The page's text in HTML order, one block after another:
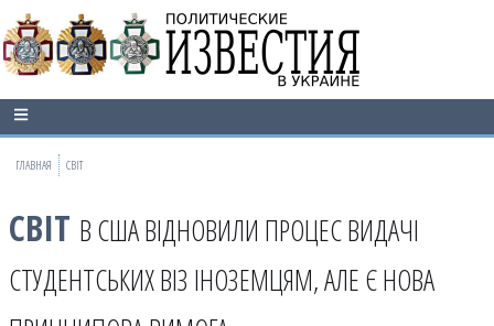
ГЛАВНАЯ СВІТ
СВІТ В США ВІДНОВИЛИ ПРОЦЕС ВИДАЧІ
СТУДЕНТСЬКИХ ВІЗ ІНОЗЕМЦЯМ, АЛЕ Є НОВА